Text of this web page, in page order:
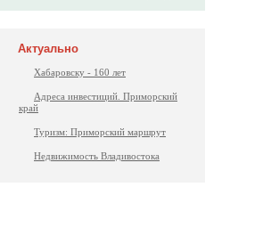
Актуально
Хабаровску - 160 лет
Адреса инвестиций. Приморский
край
Туризм: Приморский маршрут
Недвижимость Владивостока